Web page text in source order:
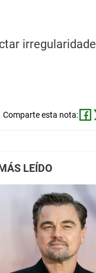
Comparte esta nota:
LEÍDO